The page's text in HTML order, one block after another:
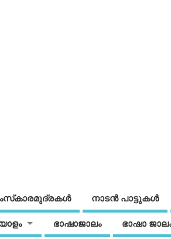
നാടന്‍ പാട്ടുകള്‍
ഭാഷാജാലം ഭാഷാ